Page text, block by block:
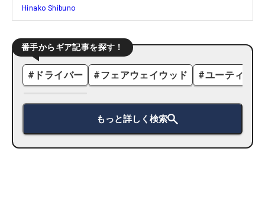
Hinako Shibuno
番手からギア記事を探す！
# ドライバー #フェアウェイウッド #ユーティリ
もっと詳しく検索